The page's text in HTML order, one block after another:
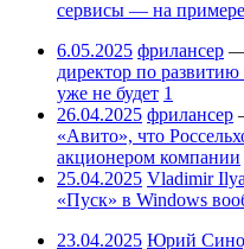
сервисы — на примере
6.05.2025 фрилансер
директор по
уже не будет 1
26.04.2025 фрилансер
«Авито», что
акционером компании
25.04.2025 Vladimir
«Пуск» в Windows
23.04.2025 Юрий